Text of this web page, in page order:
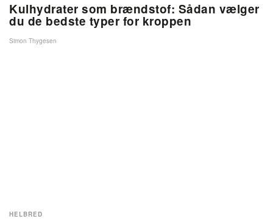
Kulhydrater som brændstof: Sådan vælger
du de bedste typer for kroppen
Simon Thygesen
HELBRED